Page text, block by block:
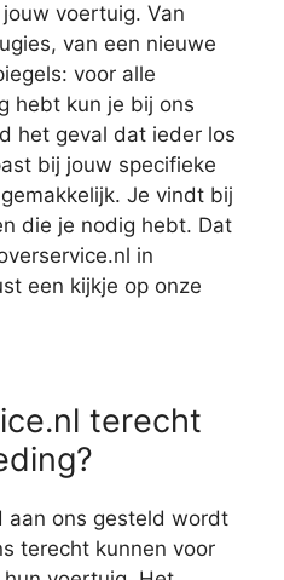
voertuig. Van
van een nieuwe
voor alle
hebt kun je bij ons
het geval dat ieder los
bij jouw specifieke
Je vindt bij
die je nodig hebt. Dat
in
een kijkje op onze
terecht
aan ons gesteld wordt
terecht kunnen voor